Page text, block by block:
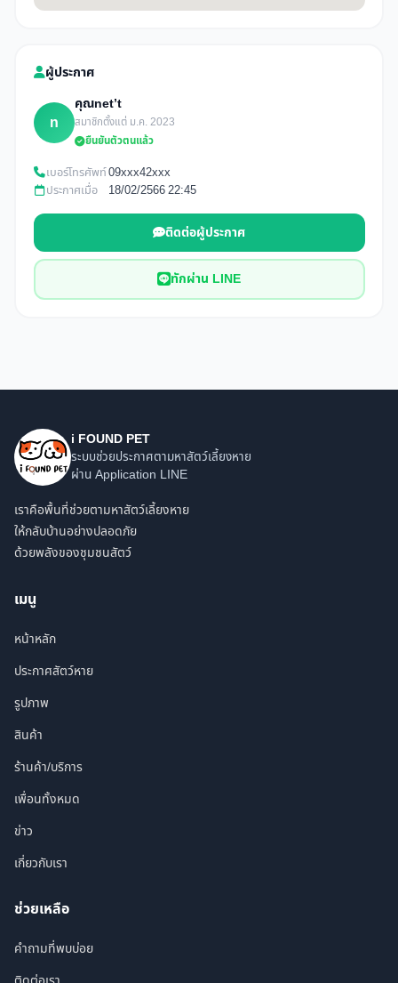
ผู้ประกาศ
n
คุณnet’t
สมาชิกตั้งแต่ ม.ค. 2023
ยืนยันตัวตนแล้ว
เบอร์โทรศัพท์09xxx42xxx
ประกาศเมื่อ
18/02/2566 22:45
ติดต่อผู้ประกาศ
ทักผ่าน LINE
i FOUND PET
ระบบช่วยประกาศตามหาสัตว์เลี้ยงหาย
ผ่าน Application LINE
เราคือพื้นที่ช่วยตามหาสัตว์เลี้ยงหาย
ให้กลับบ้านอย่างปลอดภัย
ด้วยพลังของชุมชนสัตว์
เมนู
หน้าหลัก
ประกาศสัตว์หาย
รูปภาพ
สินค้า
ร้านค้า/บริการ
เพื่อนทั้งหมด
ข่าว
เกี่ยวกับเรา
ช่วยเหลือ
คำถามที่พบบ่อย